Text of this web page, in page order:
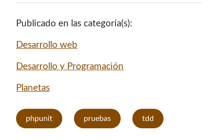
Publicado en las categoría(s):
Desarrollo web
Desarrollo y Programación
Planetas
phpunit pruebas tdd